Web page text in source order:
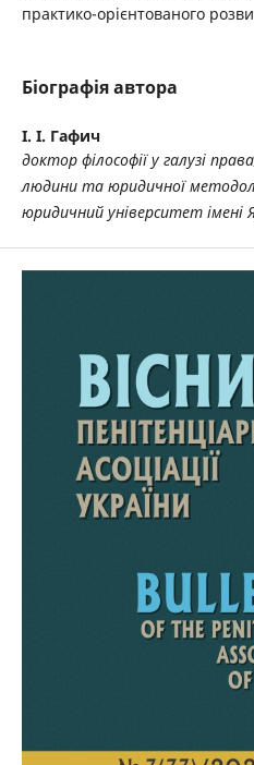
практико-орієнтованого
Біографія автора
І. І. Гафич
доктор філософії у галузі
людини та юридичної
юридичний університет імені